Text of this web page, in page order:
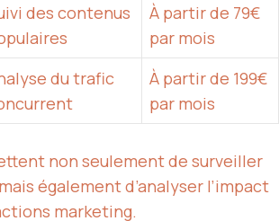
des contenus
À partir de 79€
par mois
du trafic
À partir de 199€
par mois
non seulement de surveiller
également d’analyser l’impact
marketing.